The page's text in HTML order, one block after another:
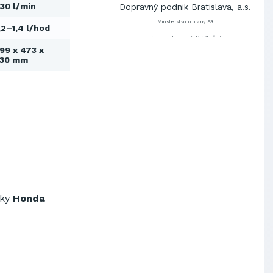
l/min
l/hod
x 473 x
mm
Honda
Dopravný podnik Bratislava, a.s.
Ministerstvo obrany SR
Východoslovenská distribučná,